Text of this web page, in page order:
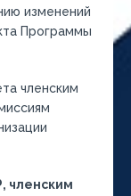
изменений
Программы
членским
, членским